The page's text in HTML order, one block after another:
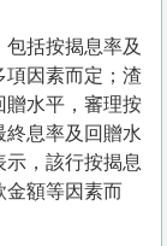
括按揭息率及
項因素而定；渣
贈水平，審理按
終息率及回贈水
，該行按揭息
金額等因素而